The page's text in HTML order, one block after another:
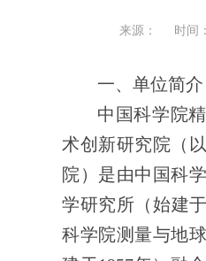
来源： 时间
一、单位简介
中国科学院
术创新研究院（
院）是由中国科
学研究所（始建于
科学院测量与地